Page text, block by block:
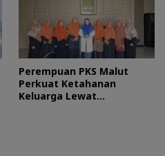
Perempuan PKS Malut
Perkuat Ketahanan
Keluarga Lewat